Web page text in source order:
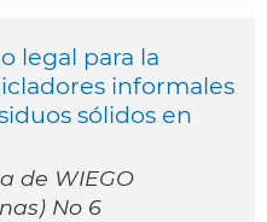
legal para la
informales
sólidos en
de WIEGO
No 6